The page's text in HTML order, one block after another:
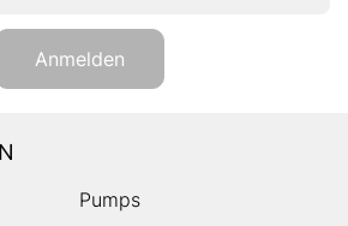
Anmelden
Pumps